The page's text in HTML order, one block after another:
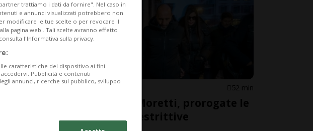
VALLESE 52 min
Coniugi Moretti, prorogate le
misure restrittive
trattiamo i dati da fornire". Nel caso in
e annunci visualizzati potrebbero non
modificare le tue scelte o per revocare il
pagina web.. Tali scelte avranno effetto
l'Informativa sulla privacy.
caratteristiche del dispositivo ai fini
Pubblicità e contenuti
annunci, ricerche sul pubblico, sviluppo